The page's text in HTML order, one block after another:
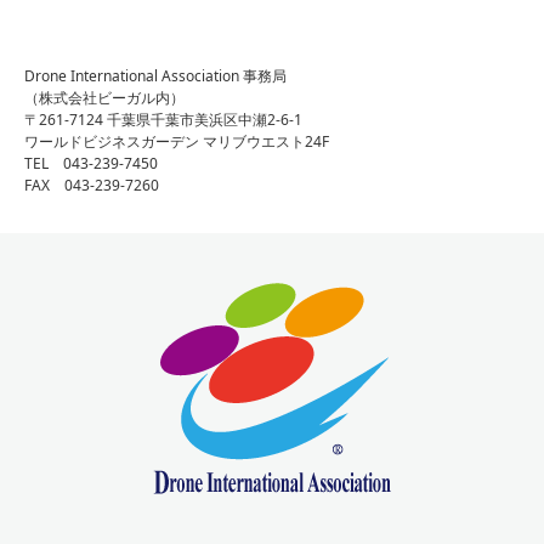
Drone International Association 事務局
（株式会社ビーガル内）
〒261-7124 千葉県千葉市美浜区中瀬2-6-1
ワールドビジネスガーデン マリブウエスト24F
TEL 043-239-7450
FAX 043-239-7260